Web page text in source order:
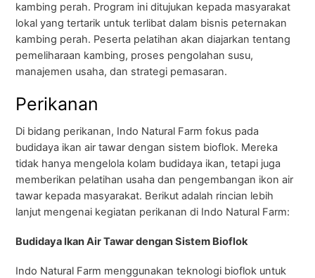
kambing perah. Program ini ditujukan kepada masyarakat
lokal yang tertarik untuk terlibat dalam bisnis peternakan
kambing perah. Peserta pelatihan akan diajarkan tentang
pemeliharaan kambing, proses pengolahan susu,
manajemen usaha, dan strategi pemasaran.
Perikanan
Di bidang perikanan, Indo Natural Farm fokus pada
budidaya ikan air tawar dengan sistem bioflok. Mereka
tidak hanya mengelola kolam budidaya ikan, tetapi juga
memberikan pelatihan usaha dan pengembangan ikon air
tawar kepada masyarakat. Berikut adalah rincian lebih
lanjut mengenai kegiatan perikanan di Indo Natural Farm:
Budidaya Ikan Air Tawar dengan Sistem Bioflok
Indo Natural Farm menggunakan teknologi bioflok untuk